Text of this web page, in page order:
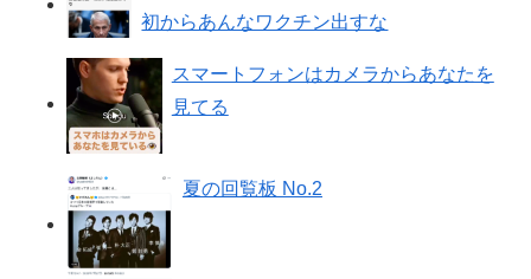
初からあんなワクチン出すな
スマートフォンはカメラからあなたを
見てる
夏の回覧板 No.2